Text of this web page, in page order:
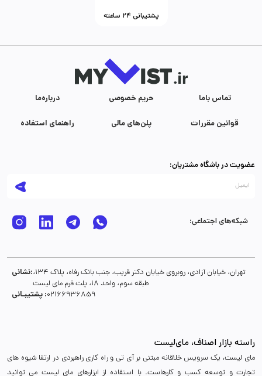
پشتیبانی ۲۴ ساعته
درباره‌ما حریم خصوصی تماس با‌ما
راهنمای استفاده پلن‌های مالی قوانین مقررات
عضویت در باشگاه مشتریان:
شبکه‌های اجتماعی:
نشانی:تهران، خیابان آزادی، روبروی خیابان دکتر قریب، جنب بانک رفاه، پلاک 134،
طبقه سوم، واحد 18، پلت فرم مای لیست
پشتیبـانی :02166936859
راسته بازار اصناف، مای‌لیست
مای لیست، یک سرویس خلاقانه مبتنی بر آی تی و راه کاری راهبردی در ارتقا شیوه های
تجارت و توسعه کسب و کارهاست. با استفاده از ابزارهای مای لیست می توانید